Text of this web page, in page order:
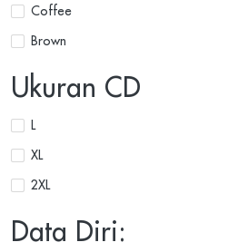
Coffee
Brown
Ukuran CD
L
XL
2XL
Data Diri: